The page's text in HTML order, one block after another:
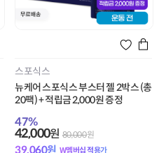
스포식스
뉴케어 스포식스 부스터 젤 2박스 (총
20팩) + 적립금 2,000원 증정
47%
42,000원 80,000원
39,060원 W멤버십 적용가